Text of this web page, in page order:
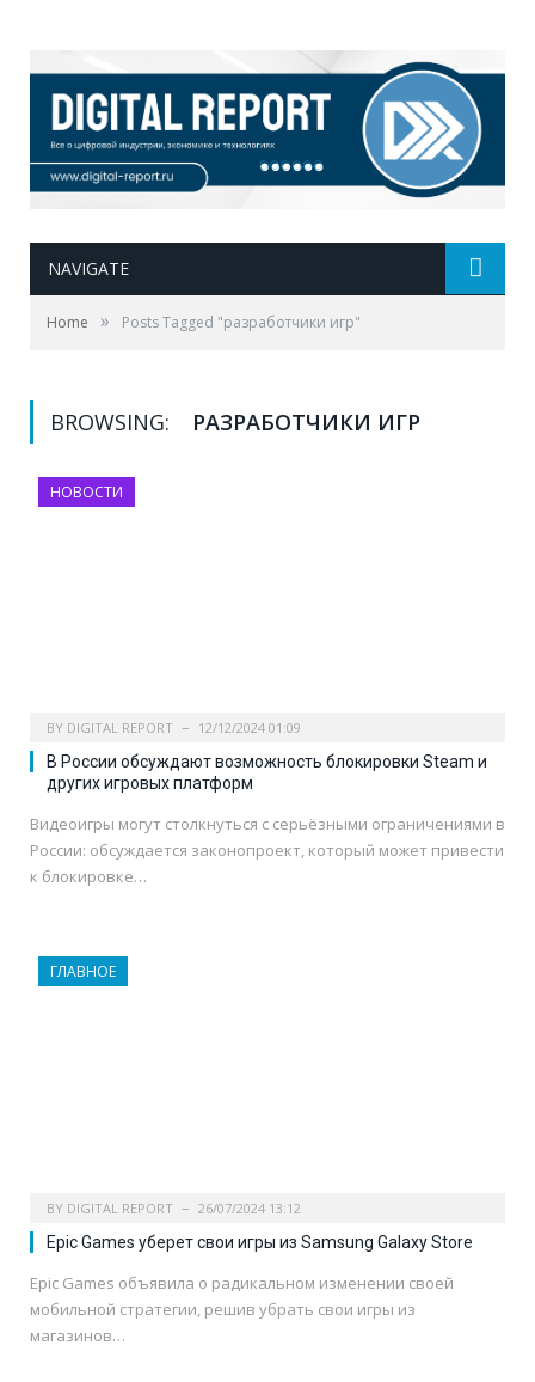
NAVIGATE
Home » Posts Tagged "разработчики игр"
BROWSING: РАЗРАБОТЧИКИ ИГР
НОВОСТИ
BY DIGITAL REPORT 12/12/2024 01:09
В России обсуждают возможность блокировки Steam и
других игровых платформ
Видеоигры могут столкнуться с серьёзными ограничениями в
России: обсуждается законопроект, который может привести
к блокировке…
ГЛАВНОЕ
BY DIGITAL REPORT 26/07/2024 13:12
Epic Games уберет свои игры из Samsung Galaxy Store
Epic Games объявила о радикальном изменении своей
мобильной стратегии, решив убрать свои игры из
магазинов…